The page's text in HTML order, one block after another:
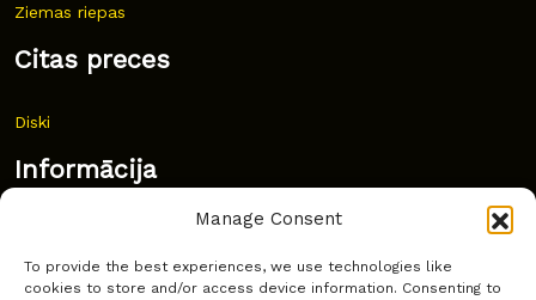
Manage Consent
To provide the best experiences, we use technologies like
cookies to store and/or access device information. Consenting to
Ziemas riepas
Citas preces
Diski
Informācija
Bieži uzdoti jautājumi